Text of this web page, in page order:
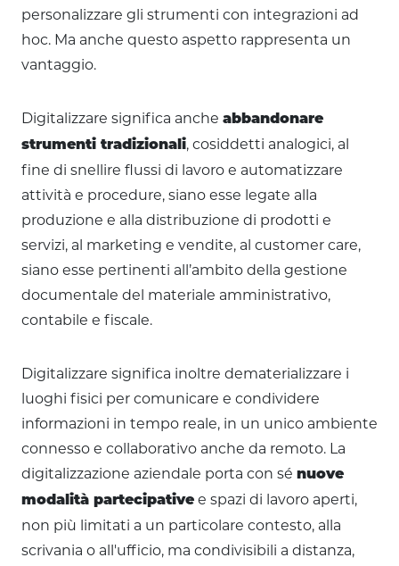
personalizzare gli strumenti con integrazioni ad
hoc. Ma anche questo aspetto rappresenta un
vantaggio.
Digitalizzare significa anche abbandonare
strumenti tradizionali, cosiddetti analogici, al
fine di snellire flussi di lavoro e automatizzare
attività e procedure, siano esse legate alla
produzione e alla distribuzione di prodotti e
servizi, al marketing e vendite, al customer care,
siano esse pertinenti all’ambito della gestione
documentale del materiale amministrativo,
contabile e fiscale.
Digitalizzare significa inoltre dematerializzare i
luoghi fisici per comunicare e condividere
informazioni in tempo reale, in un unico ambiente
connesso e collaborativo anche da remoto. La
digitalizzazione aziendale porta con sé nuove
modalità partecipative e spazi di lavoro aperti,
non più limitati a un particolare contesto, alla
scrivania o all'ufficio, ma condivisibili a distanza,